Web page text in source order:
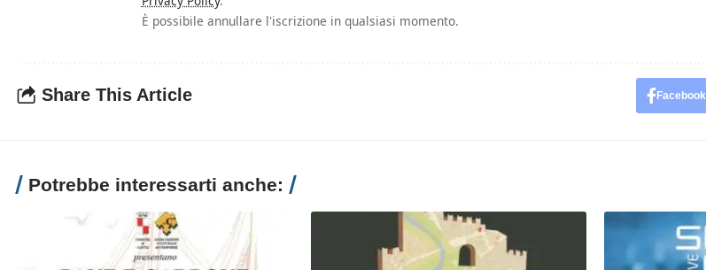
È possibile annullare l'iscrizione in qualsiasi momento.
Share This Article Facebook
Potrebbe interessarti anche: